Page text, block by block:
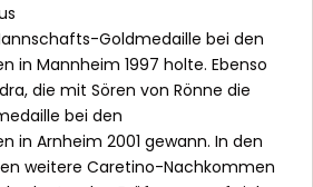
Goldmedaille bei den
in Mannheim 1997 holte. Ebenso
die mit Sören von Rönne die
bei den
in Arnheim 2001 gewann. In den
weitere Caretino-Nachkommen